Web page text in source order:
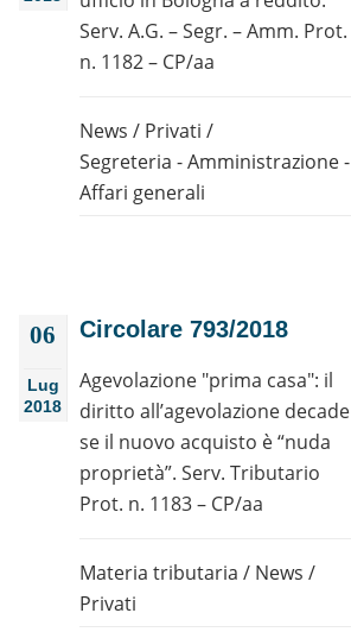
Serv. A.G. – Segr. – Amm. Prot.
n. 1182 – CP/aa
News / Privati /
Segreteria - Amministrazione -
Affari generali
06
Lug
2018
Circolare 793/2018
Agevolazione "prima casa": il
diritto all’agevolazione decade
se il nuovo acquisto è “nuda
proprietà”. Serv. Tributario
Prot. n. 1183 – CP/aa
Materia tributaria / News /
Privati